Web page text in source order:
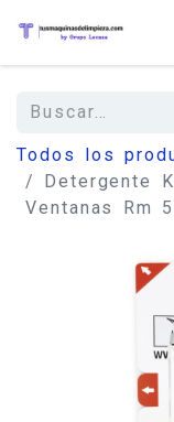
Todos los
Detergente
Ventanas Rm